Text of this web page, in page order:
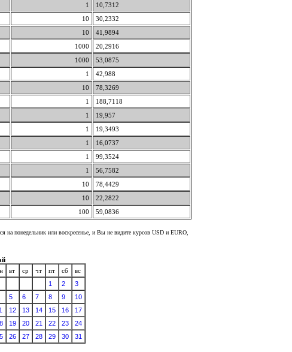
1
10,7312
10
30,2332
10
41,9894
1000
20,2916
1000
53,0875
1
42,988
10
78,3269
1
188,7118
1
19,957
1
19,3493
1
16,0737
1
99,3524
1
56,7582
10
78,4429
10
22,2822
100 59,0836
на понедельник или воскресенье, и Вы не видите курсов USD и EURO,
вт ср чт пт сб
вс
1
2
3
5 6 7 8 9
10
12 13 14 15 16
17
19 20 21 22 23
24
26 27 28 29 30 31